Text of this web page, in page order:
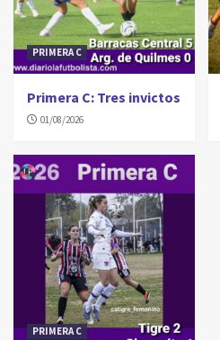
PRIMERA C
Primera C: Tres invictos
01/08/2026
PRIMERA C